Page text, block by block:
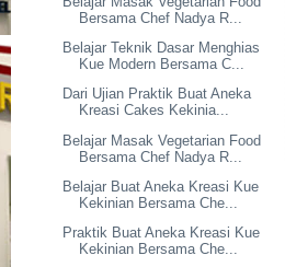
Bersama Chef Nadya R...
Belajar Teknik Dasar Menghias
Kue Modern Bersama C...
Dari Ujian Praktik Buat Aneka
Kreasi Cakes Kekinia...
Belajar Masak Vegetarian Food
Bersama Chef Nadya R...
Belajar Buat Aneka Kreasi Kue
Kekinian Bersama Che...
Praktik Buat Aneka Kreasi Kue
Kekinian Bersama Che...